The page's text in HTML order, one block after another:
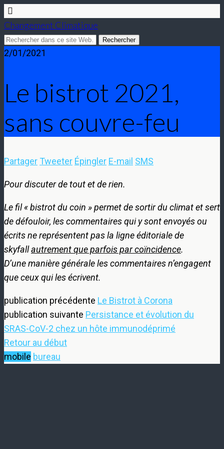
Changement Climatique
2/01/2021
Le bistrot 2021,
sans couvre-feu
Partager Tweeter Épingler E-mail SMS
Pour discuter de tout et de rien.
Le fil « bistrot du coin » permet de sortir du climat et sert
de défouloir, les commentaires qui y sont envoyés ou
écrits ne représentent pas la ligne éditoriale de
skyfallautrement que parfois par coïncidence.
D’une manière générale les commentaires n’engagent
que ceux qui les écrivent.
publication précédente Le Bistrot à Corona
publication suivante Persistance et évolution du
SRAS-CoV-2 chez un hôte immunodéprimé
Retour au début
mobile bureau